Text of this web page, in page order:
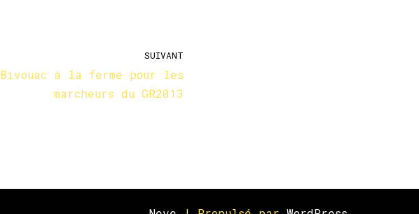
SUIVANT
Bivouac à la ferme pour les
marcheurs du GR2013